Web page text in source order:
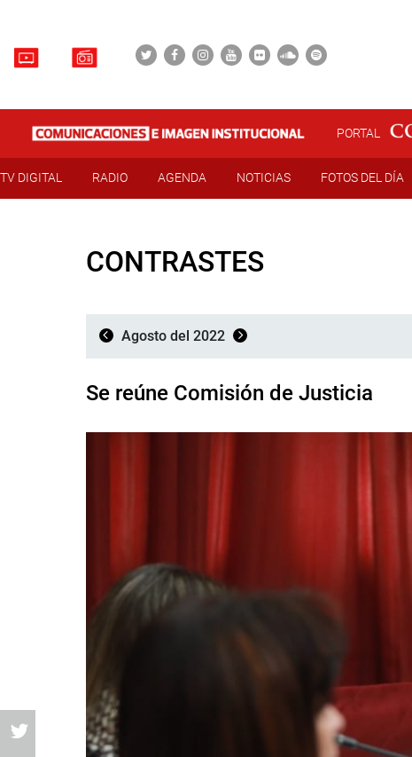
PORTAL
TV DIGITAL RADIO AGENDA NOTICIAS FOTOS DEL DÍA
CONTRASTES
Agosto del 2022
Se reúne Comisión de Justicia